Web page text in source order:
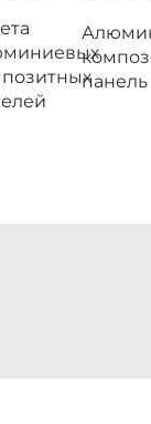
панель